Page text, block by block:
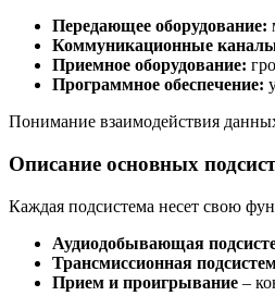
Передающее оборудование:
Коммуникационные
Приемное оборудование:
Программное обеспечение:
Понимание взаимодействия
Описание основных
Каждая подсистема несет свою
Аудиодобывающая
Трансмиссионная
Прием и проигрывание –